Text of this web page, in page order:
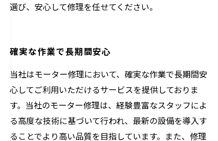
選び、安心して修理を任せてください。
確実な作業で長期間安心
当社はモーター修理において、確実な作業で長期間安
心してご利用いただけるサービスを提供しておりま
す。当社のモーター修理は、経験豊富なスタッフによ
る高度な技術に基づいて行われ、最新の設備を導入す
ることでより高い品質を目指しています。また、修理